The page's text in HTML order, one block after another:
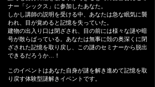
ナー「シックス」に参加したあなた。
しかし講師の説明を受ける中、あなたは急な眠気に襲
われ、目が覚めると記憶を失っていた。
建物の出入り口は閉ざされ、目の前には様々な謎や暗
号が散らばっている。あなたは無事に殻の奥深くに閉
ざされた記憶を取り戻し、この謎のセミナーから脱出
できるだろうか…！
このイベントはあなた自身が謎を解き進めて記憶を取
り戻す体験型謎解きイベントです。